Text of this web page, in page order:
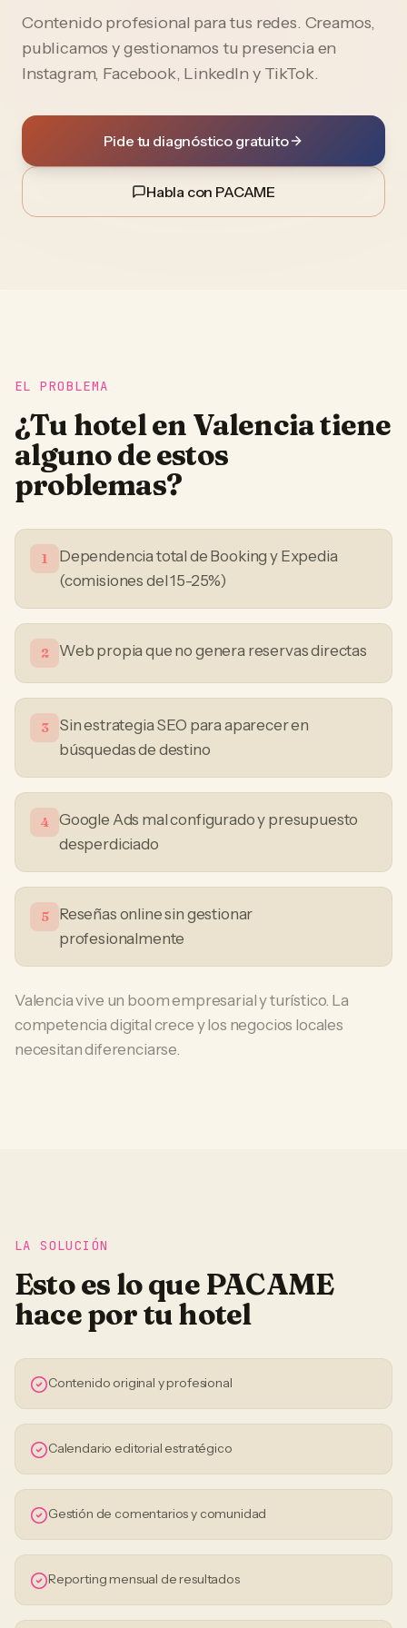
Contenido profesional para tus redes. Creamos,
publicamos y gestionamos tu presencia en
Instagram, Facebook, LinkedIn y TikTok.
Pide tu diagnóstico gratuito
Habla con PACAME
EL PROBLEMA
¿Tu hotelen Valenciatiene
alguno de estos
problemas?
1
Dependencia total de Booking y Expedia
(comisiones del 15-25%)
2 Web propia que no genera reservas directas
3
Sin estrategia SEO para aparecer en
búsquedas de destino
4
Google Ads mal configurado y presupuesto
desperdiciado
5
Reseñas online sin gestionar
profesionalmente
Valencia vive un boom empresarial y turístico. La
competencia digital crece y los negocios locales
necesitan diferenciarse.
LA SOLUCIÓN
Esto es lo que PACAME
hace por tuhotel
Contenido original y profesional
Calendario editorial estratégico
Gestión de comentarios y comunidad
Reporting mensual de resultados